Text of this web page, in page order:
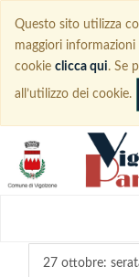
Questo sito utilizza
maggiori informazioni
cookie clicca qui. Se
all’utilizzo dei cookie.
27 ottobre: